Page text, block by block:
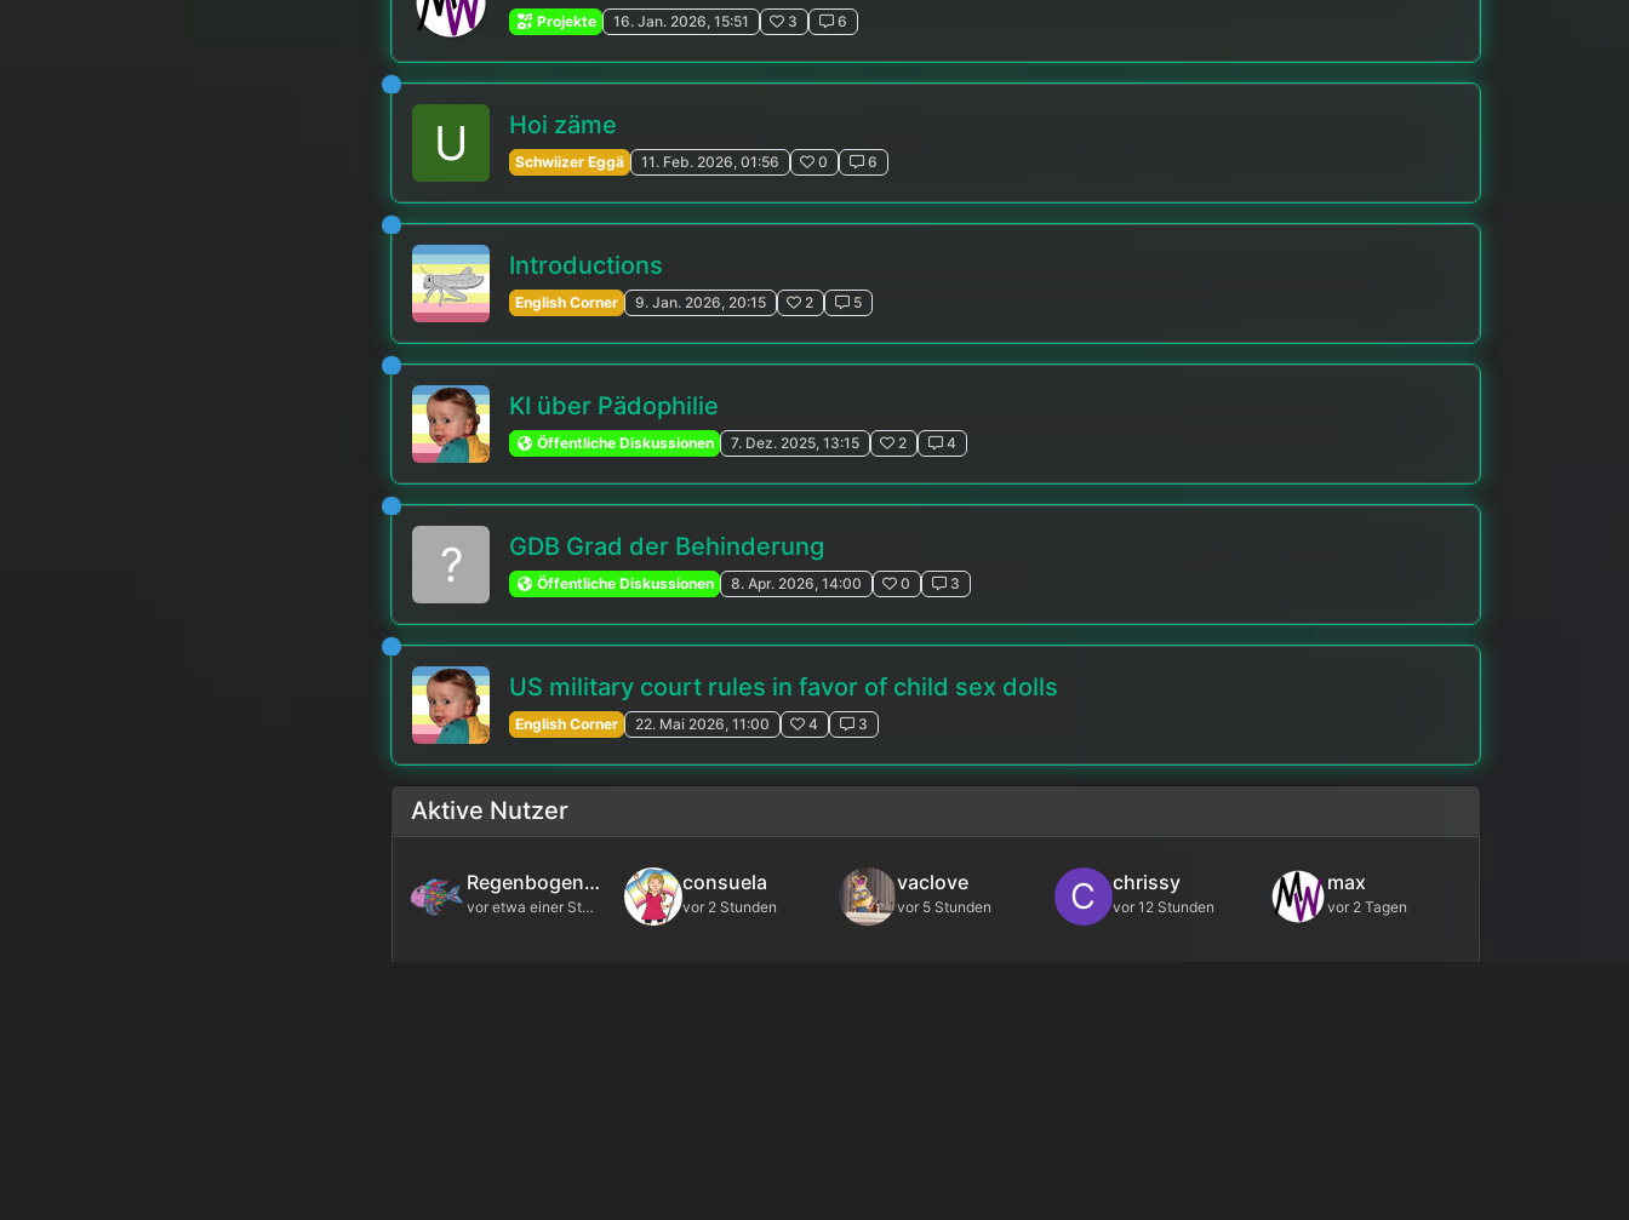
Projekte 16. Jan. 2026, 15:51 3 6
U Hoi zäme
Schwiizer Eggä 11. Feb. 2026, 01:56 0 6
Introductions
English Corner 9. Jan. 2026, 20:15 2 5
KI über Pädophilie
Öffentliche Diskussionen 7. Dez. 2025, 13:15 2 4
? GDB Grad der Behinderung
Öffentliche Diskussionen 8. Apr. 2026, 14:00 0 3
US military court rules in favor of child sex dolls
English Corner 22. Mai 2026, 11:00 4 3
Aktive Nutzer
Regenbogenfisch
vor etwa einer Stunde
consuela
vor 2 Stunden
vaclove
vor 5 Stunden C chrissy
vor 12 Stunden
max
vor 2 Tagen